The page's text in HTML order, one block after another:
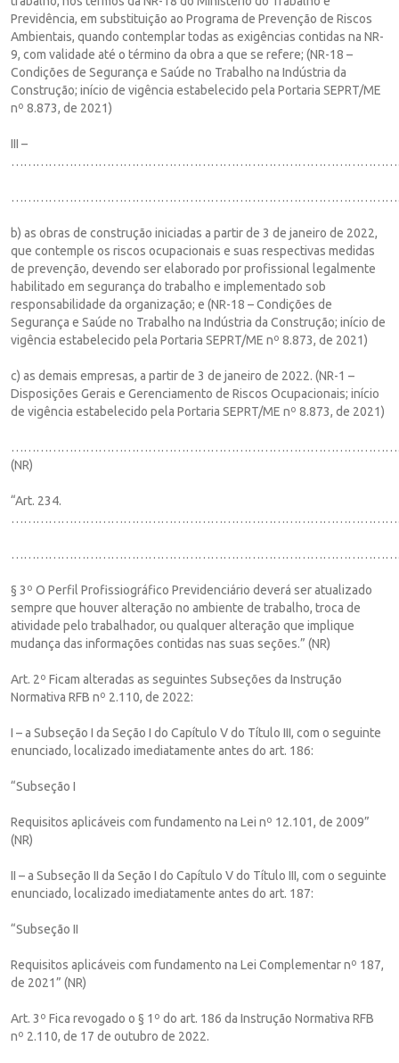
Previdência, em substituição ao Programa de Prevenção de Riscos
Ambientais, quando contemplar todas as exigências contidas na NR-
9, com validade até o término da obra a que se refere; (NR-18 –
Condições de Segurança e Saúde no Trabalho na Indústria da
Construção; início de vigência estabelecido pela Portaria SEPRT/ME
nº 8.873, de 2021)
III –
b) as obras de construção iniciadas a partir de 3 de janeiro de 2022,
que contemple os riscos ocupacionais e suas respectivas medidas
de prevenção, devendo ser elaborado por profissional legalmente
habilitado em segurança do trabalho e implementado sob
responsabilidade da organização; e (NR-18 – Condições de
Segurança e Saúde no Trabalho na Indústria da Construção; início de
vigência estabelecido pela Portaria SEPRT/ME nº 8.873, de 2021)
c) as demais empresas, a partir de 3 de janeiro de 2022. (NR-1 –
Disposições Gerais e Gerenciamento de Riscos Ocupacionais; início
de vigência estabelecido pela Portaria SEPRT/ME nº 8.873, de 2021)
(NR)
“Art. 234.
§ 3º O Perfil Profissiográfico Previdenciário deverá ser atualizado
sempre que houver alteração no ambiente de trabalho, troca de
atividade pelo trabalhador, ou qualquer alteração que implique
mudança das informações contidas nas suas seções.” (NR)
Art. 2º Ficam alteradas as seguintes Subseções da Instrução
Normativa RFB nº 2.110, de 2022:
I – a Subseção I da Seção I do Capítulo V do Título III, com o seguinte
enunciado, localizado imediatamente antes do art. 186:
“Subseção I
Requisitos aplicáveis com fundamento na Lei nº 12.101, de 2009”
(NR)
II – a Subseção II da Seção I do Capítulo V do Título III, com o seguinte
enunciado, localizado imediatamente antes do art. 187:
“Subseção II
Requisitos aplicáveis com fundamento na Lei Complementar nº 187,
de 2021” (NR)
Art. 3º Fica revogado o § 1º do art. 186 da Instrução Normativa RFB
nº 2.110, de 17 de outubro de 2022.